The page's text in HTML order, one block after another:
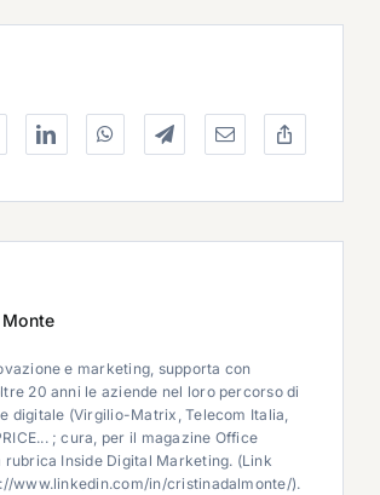
e marketing, supporta con
20 anni le aziende nel loro percorso di
digitale (Virgilio-Matrix, Telecom Italia,
; cura, per il magazine Office
rubrica Inside Digital Marketing. (Link
www.linkedin.com/in/cristinadalmonte/).